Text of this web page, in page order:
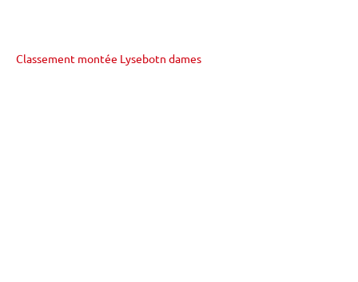
Classement montée Lysebotn dames